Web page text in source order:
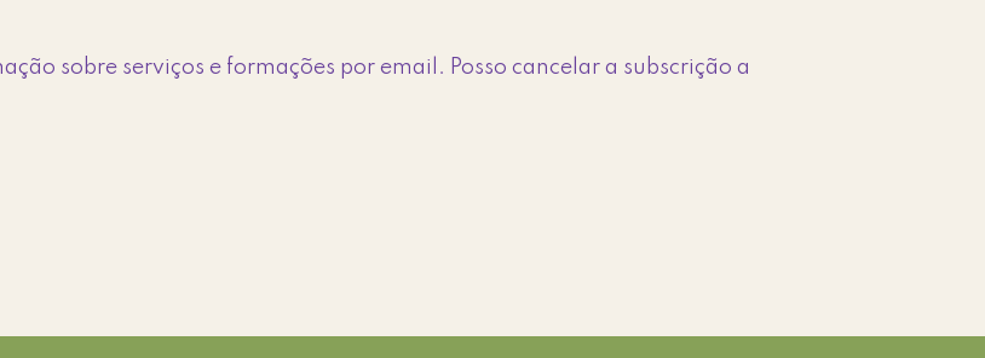
sobre serviços e formações por email. Posso cancelar a subscrição a